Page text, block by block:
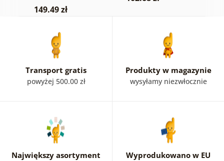
149.49 zł
Transport gratis
powyżej 500.00 zł
Produkty w magazynie
wysyłamy niezwłocznie
Największy asortyment Wyprodukowano w EU